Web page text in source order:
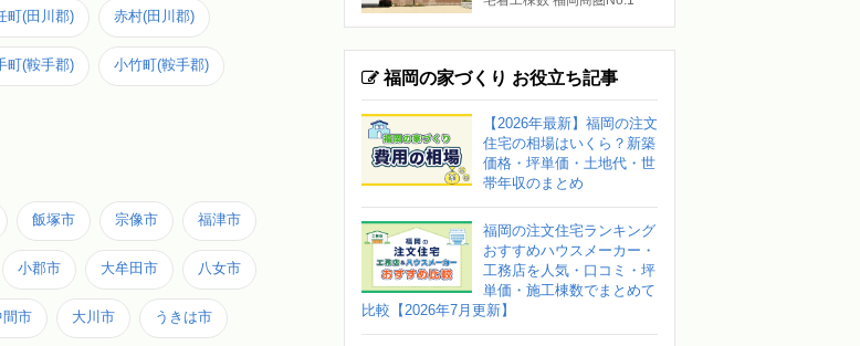
町(田川郡) 赤村(田川郡)
町(鞍手郡) 小竹町(鞍手郡)
飯塚市 宗像市 福津市
小郡市 大牟田市 八女市
間市 大川市 うきは市
福岡の家づくり お役立ち記事
【2026年最新】福岡の注文
住宅の相場はいくら？新築
価格・坪単価・土地代・世
帯年収のまとめ
福岡の注文住宅ランキング
おすすめハウスメーカー・
工務店を人気・口コミ・坪
単価・施工棟数でまとめて
比較【2026年7月更新】